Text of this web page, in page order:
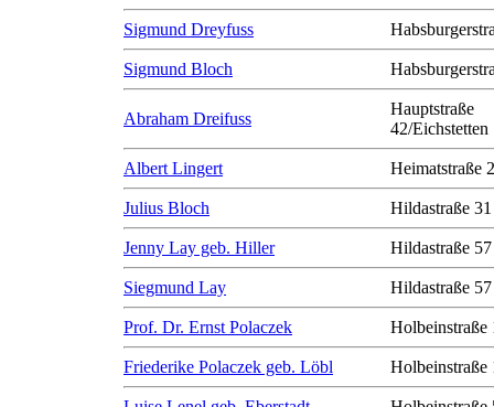
Sigmund Dreyfuss
Sigmund Bloch
Abraham Dreifuss
Hauptstraße
42/Eichstetten
Albert Lingert Heimatstraße 2
Julius Bloch Hildastraße 31
Jenny Lay geb. Hiller Hildastraße 57
Siegmund Lay Hildastraße 57
Prof. Dr. Ernst Polaczek Holbeinstraße
Friederike Polaczek geb. Löbl Holbeinstraße